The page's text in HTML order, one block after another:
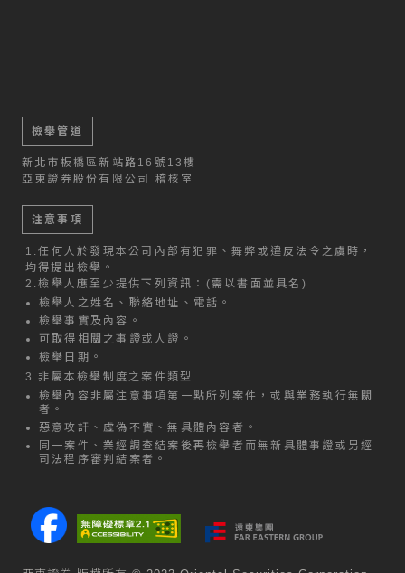
檢舉管道
新北市板橋區新站路16號13樓
亞東證券股份有限公司 稽核室
注意事項
1.任何人於發現本公司內部有犯罪、舞弊或違反法令之虞時，
均得提出檢舉。
2.檢舉人應至少提供下列資訊：(需以書面並具名)
檢舉人之姓名、聯絡地址、電話。
檢舉事實及內容。
可取得相關之事證或人證。
檢舉日期。
3.非屬本檢舉制度之案件類型
檢舉內容非屬注意事項第一點所列案件，或與業務執行無關
者。
惡意攻訐、虛偽不實、無具體內容者。
同一案件、業經調查結案後再檢舉者而無新具體事證或另經
司法程序審判結案者。